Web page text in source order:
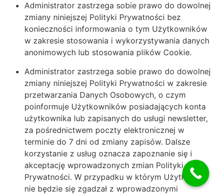
Administrator zastrzega sobie prawo do dowolnej
zmiany niniejszej Polityki Prywatności bez
konieczności informowania o tym Użytkowników
w zakresie stosowania i wykorzystywania danych
anonimowych lub stosowania plików Cookie.
Administrator zastrzega sobie prawo do dowolnej
zmiany niniejszej Polityki Prywatności w zakresie
przetwarzania Danych Osobowych, o czym
poinformuje Użytkowników posiadających konta
użytkownika lub zapisanych do usługi newsletter,
za pośrednictwem poczty elektronicznej w
terminie do 7 dni od zmiany zapisów. Dalsze
korzystanie z usług oznacza zapoznanie się i
akceptację wprowadzonych zmian Polityki
Prywatności. W przypadku w którym Użytkownik
nie będzie się zgadzał z wprowadzonymi